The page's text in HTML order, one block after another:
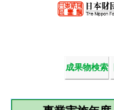
成果物検索